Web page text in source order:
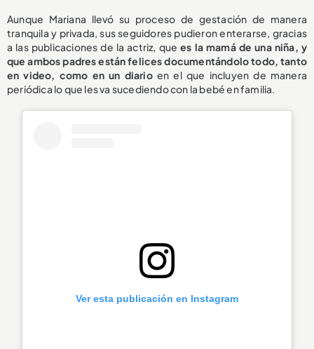
Aunque Mariana llevó su proceso de gestación de manera
tranquila y privada, sus seguidores pudieron enterarse, gracias
a las publicaciones de la actriz, quees la mamá de una niña, y
que ambos padres están felices documentándolo todo, tanto
en video, como en un diarioen el que incluyen de manera
periódica lo que les va sucediendo con la bebé en familia.
Ver esta publicación en Instagram